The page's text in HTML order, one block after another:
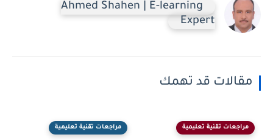
Ahmed Shahen | E-learning
Expert
مقالات قد تهمك
مراجعات تقنية تعليمية مراجعات تقنية تعليمية